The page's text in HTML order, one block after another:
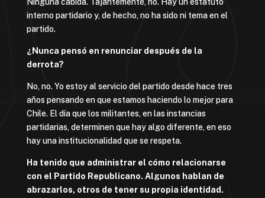
interno partidario y, de hecho, no ha sido ni tema en el
partido.
¿Nunca pensó en renunciar después de la
derrota?
No, no. Yo estoy al servicio del partido desde hace tres
años pensando en que estamos haciendo lo mejor para
Chile. El día que los militantes, en las instancias
partidarias, determinen que hay algo diferente, en eso
hay una institucionalidad que se respeta.
Ha tenido que administrar el cómo relacionarse
con el Partido Republicano. Algunos hablan de
abrazarlos, otros de tener su propia identidad.